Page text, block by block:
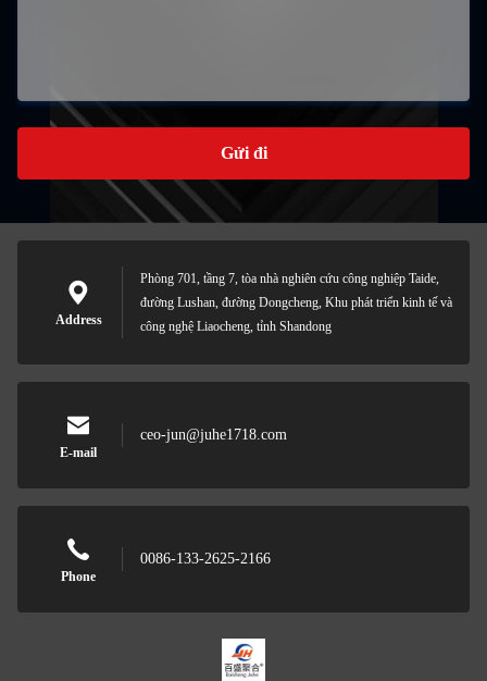
Gửi đi
Address
Phòng 701, tầng 7, tòa nhà nghiên cứu công nghiệp Taide,
đường Lushan, đường Dongcheng, Khu phát triển kinh tế và
công nghệ Liaocheng, tỉnh Shandong
E-mail
ceo-jun@juhe1718.com
Phone
0086-133-2625-2166